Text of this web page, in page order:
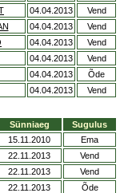
04.04.2013
Vend
04.04.2013
Vend
04.04.2013
Vend
04.04.2013
Vend
04.04.2013
Õde
04.04.2013
Vend
Sünniaeg
Sugulus
15.11.2010
Ema
22.11.2013
Vend
22.11.2013
Vend
22.11.2013
Õde